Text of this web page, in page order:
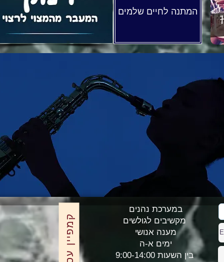
המתנה לחיים שלמים
קמפיין עסקים
במערכת נהנים
מקשיבים לגולשים
מענה אנושי
ימים א-ה
בין השעות 9:00-14:00